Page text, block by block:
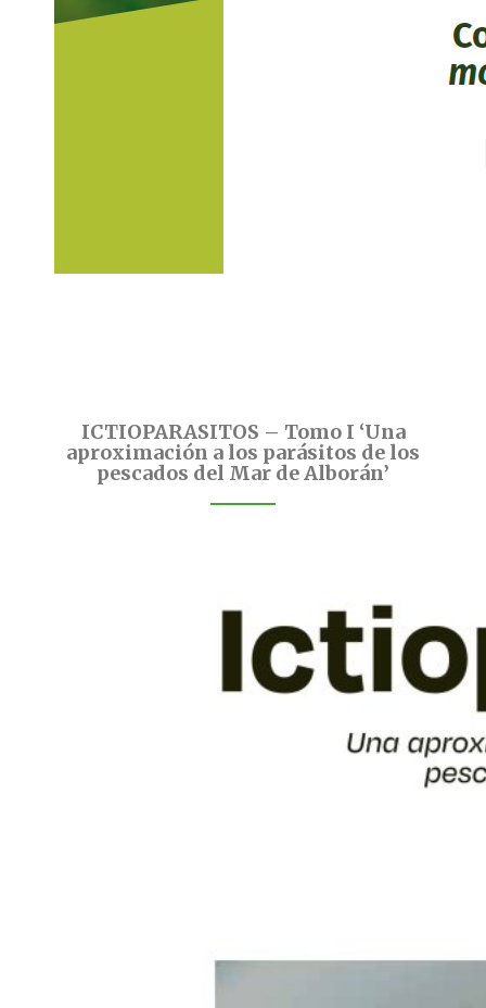
ICTIOPARASITOS – Tomo I ‘Una
aproximación a los parásitos de los
pescados del Mar de Alborán’